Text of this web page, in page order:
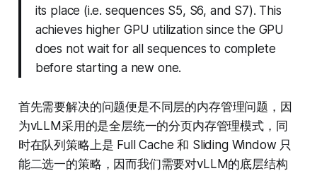
its place (i.e. sequences S5, S6, and S7). This
achieves higher GPU utilization since the GPU
does not wait for all sequences to complete
before starting a new one.
首先需要解决的问题便是不同层的内存管理问题，因
为vLLM采用的是全层统一的分页内存管理模式，同
时在队列策略上是 Full Cache 和 Sliding Window 只
能二选一的策略，因而我们需要对vLLM的底层结构